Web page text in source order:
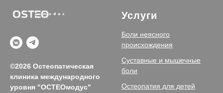
©2026 Остеопатическая
клиника международного
уровня "ОСТЕОмодус"
Услуги
Боли неясного
происхождения
Суставные и мышечные
боли
Остеопатия для детей